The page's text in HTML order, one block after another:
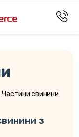
Частини свинини
з